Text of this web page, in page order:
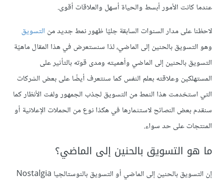
عندما كانت الأمور أبسط والحياة أسهل والعلاقات أقوى.
لاحظنا على مدار السنوات السابقة جليًا ظهور نمط جديد من التسويق
وهو التسويق بالحنين إلى الماضي، لذا سنستعرض في هذا المقال ماهيّة
التسويق بالحنين إلى الماضي وأهميته ومدى قوته بالتأثير على
المستهلكين وعلاقته بعلم النفس كما سنتعرف أيضًا على بعض الشركات
التي استخدمت هذا النمط من التسويق لجذب الجمهور ولفت الأنظار كما
سنقدم بعض النصائح لاستثمارها في هكذا نوع من الحملات الإعلانية أو
المنتجات على حد سواء.
ما هو التسويق بالحنين إلى الماضي؟
إن التسويق بالحنين إلى الماضي أو التسويق بالنوستالجيا Nostalgia